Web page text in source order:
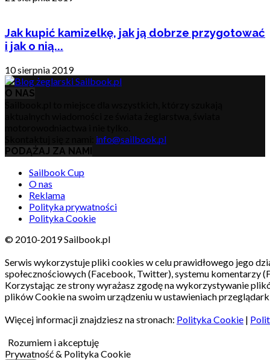
Jak kupić kamizelkę, jak ją dobrze przygotować
i jak o nią...
10 sierpnia 2019
O NAS
info@sailbook.pl
PODĄŻAJ ZA NAMI
Sailbook Cup
O nas
Reklama
Polityka prywatności
Polityka Cookie
© 2010-2019 Sailbook.pl
Serwis wykorzystuje pliki cookies w celu prawidłowego jego
społecznościowych (Facebook, Twitter), systemu komentarzy
Korzystając ze strony wyrażasz zgodę na wykorzystywanie
plików Cookie na swoim urządzeniu w ustawieniach
Więcej informacji znajdziesz na stronach: Polityka Cookie |
Rozumiem i akceptuję
Prywatność & Polityka Cookie